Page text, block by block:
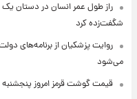
شگفت‌زده کرد
روایت پزشکیان از برنامه‌های
می‌شود
قیمت گوشت قرمز امروز پنجشنبه ۱۵ مرداد ۱۴۰۵ +جدول